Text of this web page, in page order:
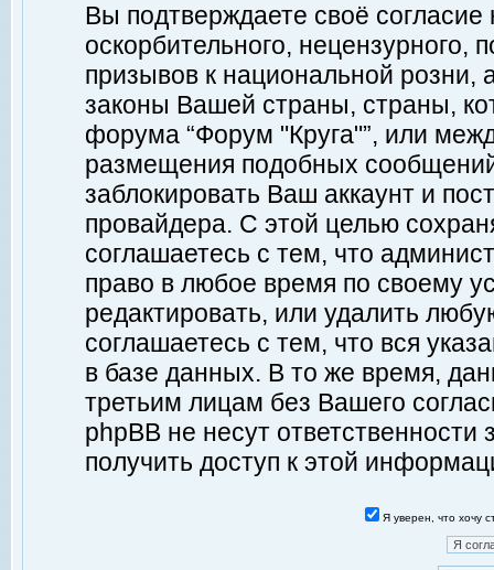
Вы подтверждаете своё
оскорбительного, нецензурного,
призывов к национальной
законы Вашей страны, страны,
форума “Форум "Круга"”, или
размещения подобных
заблокировать Ваш аккаунт и
провайдера. С этой целью
соглашаетесь с тем, что
право в любое время по своему
редактировать, или удалить
соглашаетесь с тем, что вся
в базе данных. В то же время,
третьим лицам без Вашего
phpBB не несут ответственности
получить доступ к этой
Я уверен, что хочу